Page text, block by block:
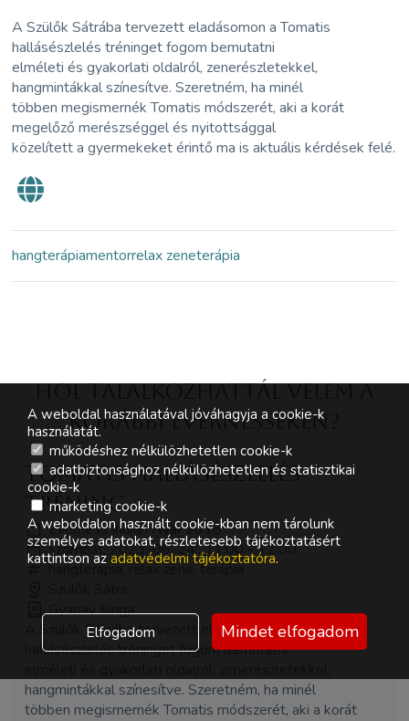
A Szülők Sátrába tervezett eladásomon a Tomatis
hallásészlelés tréninget fogom bemutatni
elméleti és gyakorlati oldalról, zenerészletekkel,
hangmintákkal színesítve. Szeretném, ha minél
többen megismernék Tomatis módszerét, aki a korát
megelőző merészséggel és nyitottsággal
közelített a gyermekeket érintő ma is aktuális kérdések felé.
hangterápiamentorrelax zeneterápia
Hol Talalkozhattál velem a
korábbi Evernesseken?
Tomatis hallásészlelés
tréning
Everness Indián Nyár 2018
szombat, 2023-06-24., 11:00 - 12:00
hangterápia, relax zene, terápia
Gyapay Kinga
A Szülők Sátrába tervezett eladásomon a Tomatis
hallásészlelés tréninget fogom bemutatni
hangmintákkal színesítve. Szeretném, ha minél
többen megismernék Tomatis módszerét, aki a korát
A weboldal használatával jóváhagyja a cookie-k
használatát.
működéshez nélkülözhetetlen cookie-k
adatbiztonsághoz nélkülözhetetlen és statisztikai
cookie-k
marketing cookie-k
A weboldalon használt cookie-kban nem tárolunk
személyes adatokat, részletesebb tájékoztatásért
kattintson az adatvédelmi tájékoztatóra.
Elfogadom Mindet elfogadom